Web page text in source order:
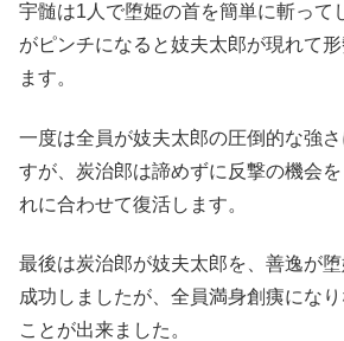
宇髄は1人で堕姫の首を簡単に斬って
がピンチになると妓夫太郎が現れて
ます。
一度は全員が妓夫太郎の圧倒的な強
すが、炭治郎は諦めずに反撃の機会
れに合わせて復活します。
最後は炭治郎が妓夫太郎を、善逸が
成功しましたが、全員満身創痍にな
ことが出来ました。